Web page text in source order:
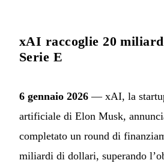
xAI raccoglie 20
Serie E
6 gennaio 2026 — xAI, la
artificiale di Elon Musk,
completato un round di
miliardi di dollari, superando